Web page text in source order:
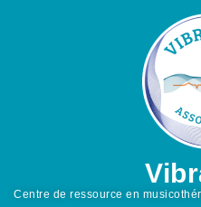
Centre de ressource en